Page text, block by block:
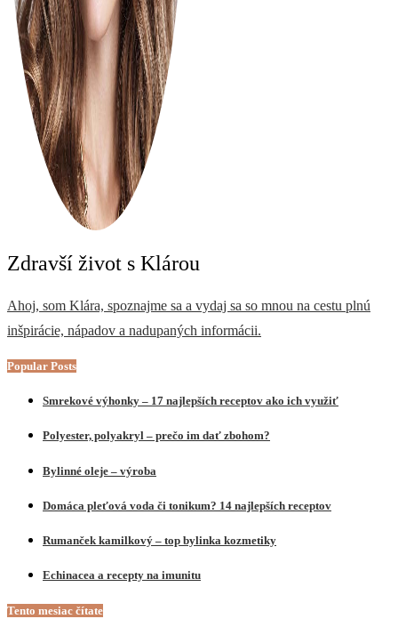
Zdravší život s Klárou
Ahoj, som Klára, spoznajme sa a vydaj sa so mnou na cestu plnú
inšpirácie, nápadov a nadupaných informácii.
Popular Posts
Smrekové výhonky – 17 najlepších receptov ako ich využiť
Polyester, polyakryl – prečo im dať zbohom?
Bylinné oleje – výroba
Domáca pleťová voda či tonikum? 14 najlepších receptov
Rumanček kamilkový – top bylinka kozmetiky
Echinacea a recepty na imunitu
Tento mesiac čítate